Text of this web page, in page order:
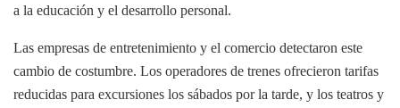
a la educación y el desarrollo personal.
Las empresas de entretenimiento y el comercio detectaron este
cambio de costumbre. Los operadores de trenes ofrecieron tarifas
reducidas para excursiones los sábados por la tarde, y los teatros y